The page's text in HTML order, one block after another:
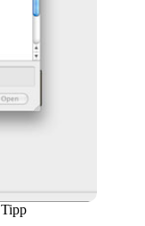
Tipp